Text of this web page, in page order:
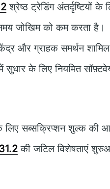
श्रेष्ठ ट्रेडिंग अंतर्दृष्टियों
समय जोखिम को कम करता है।
और ग्राहक समर्थन
में सुधार के लिए नियमित
लिए सब्सक्रिप्शन शुल्क की
की जटिल विशेषताएं